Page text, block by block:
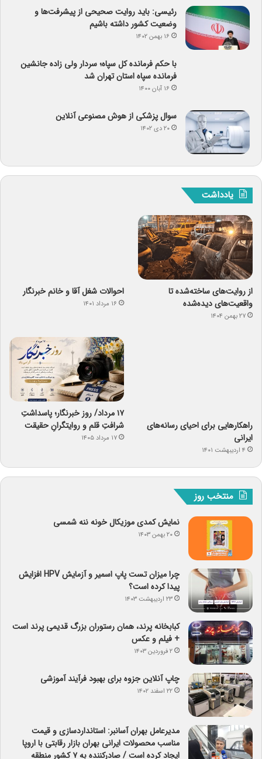
رئیسی: باید روایت صحیحی از پیشرفت‌ها و
وضعیت کشور داشته باشیم
۱۶ بهمن ۱۴۰۲
با حکم فرمانده کل سپاه؛ سردار ولی زاده جانشین
فرمانده سپاه استان تهران شد
۱۶ آبان ۱۴۰۰
سوال پزشکی از هوش مصنوعی آنلاین
۲۰ دی ۱۴۰۲
یادداشت
از روایت‌های ساخته‌شده تا
واقعیت‌های دیده‌شده
۲۷ بهمن ۱۴۰۴
احوالات شغل آقا و خانم خبرنگار
۱۶ مرداد ۱۴۰۱
راهکارهایی برای احیای رسانه‌های
ایرانی
۴ اردیبهشت ۱۴۰۱
۱۷ مرداد/ روز خبرنگار؛ پاسداشتِ
شرافتِ قلم و روایتگرانِ حقیقت
۱۷ مرداد ۱۴۰۵
منتخب روز
نمایش کمدی موزیکال خونه ننه شمسی
۲۰ بهمن ۱۴۰۳
چرا میزان تست پاپ اسمیر و آزمایش HPV افزایش
پیدا کرده است؟
۲۳ اردیبهشت ۱۴۰۳
کبابخانه پرند، همان رستوران بزرگ قدیمی پرند است
+ فیلم و عکس
۲ فروردین ۱۴۰۳
چاپ آنلاین جزوه برای بهبود فرآیند آموزشی
۲۲ اسفند ۱۴۰۲
مدیرعامل بهران آسانبر: استانداردسازی و قیمت
مناسب محصولات ایرانی بهران بازار رقابتی با اروپا
ایجاد کرده است / صادرکننده به ۷ کشور منطقه